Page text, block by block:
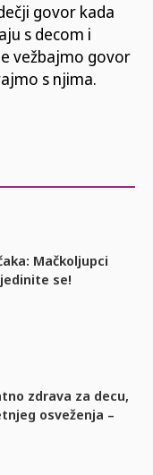
govor kada
s decom i
vežbajmo govor
s njima.
Mačkoljupci
se!
zdrava za decu,
osveženja –